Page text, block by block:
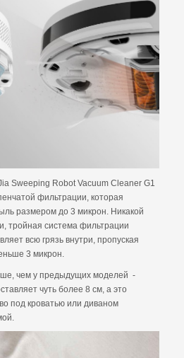
Sweeping Robot Vacuum Cleaner G1
фильтрации, которая
размером до 3 микрон. Никакой
тройная система фильтрации
всю грязь внутри, пропуская
3 микрон.
чем у предыдущих моделей -
чуть более 8 см, а это
под кроватью или диваном